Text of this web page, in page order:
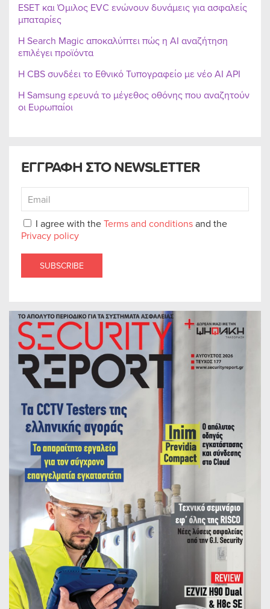
ΕΓΓΡΑΦΗ ΣΤΟ NEWSLETTER
I agree with theTerms and conditionsand the
Privacy policy
SUBSCRIBE
ESET και Όμιλος EVC ενώνουν δυνάμεις για ασφαλείς
μπαταρίες
Η Search Magic αποκαλύπτει πώς η AI αναζήτηση
επιλέγει προϊόντα
Η CBS συνδέει το Εθνικό Τυπογραφείο με νέο AI API
Η Samsung ερευνά το μέγεθος οθόνης που αναζητούν
οι Ευρωπαίοι